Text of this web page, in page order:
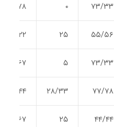
۷۳/۳۳ ۰ ۴۷/۷۸
۵۵/۵۶ ۲۵ ۴۲/۲۲
۷۳/۳۳ ۵ ۴۶/۶۷
۷۷/۷۸ ۲۸/۳۳ ۴۴/۴۴
۴۴/۴۴ ۲۵ ۳۶/۶۷